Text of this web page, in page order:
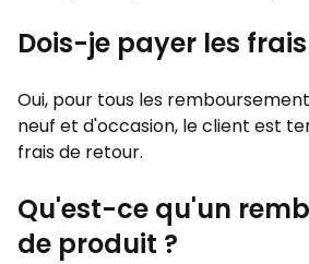
Dois-je payer les
Oui, pour tous les
neuf et d'occasion, le client est
frais de retour.
Qu'est-ce qu'un
de produit ?